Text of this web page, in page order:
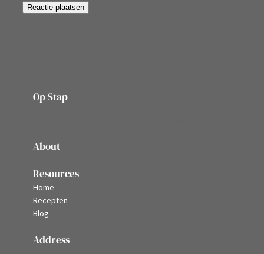
Op Stap
About
Resources
Home
Recepten
Blog
Address